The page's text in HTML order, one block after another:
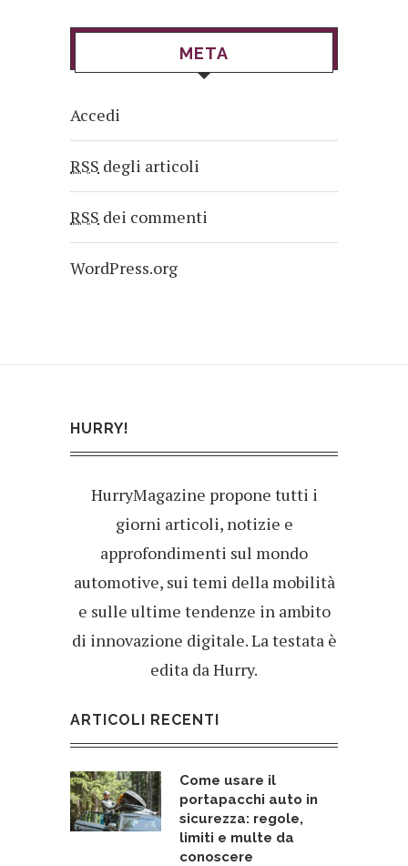
META
Accedi
RSS degli articoli
RSS dei commenti
WordPress.org
HURRY!
HurryMagazine propone tutti i
giorni articoli, notizie e
approfondimenti sul mondo
automotive, sui temi della mobilità
e sulle ultime tendenze in ambito
di innovazione digitale. La testata è
edita da Hurry.
ARTICOLI RECENTI
Come usare il
portapacchi auto in
sicurezza: regole,
limiti e multe da
conoscere